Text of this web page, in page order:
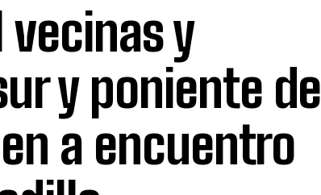
y
y poniente de
a encuentro